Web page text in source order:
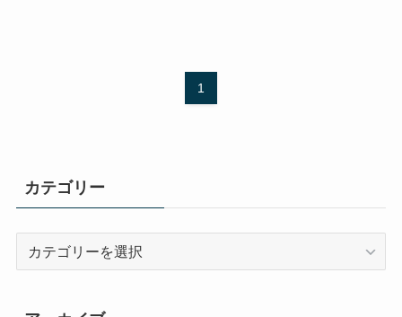
1
カテゴリー
リ